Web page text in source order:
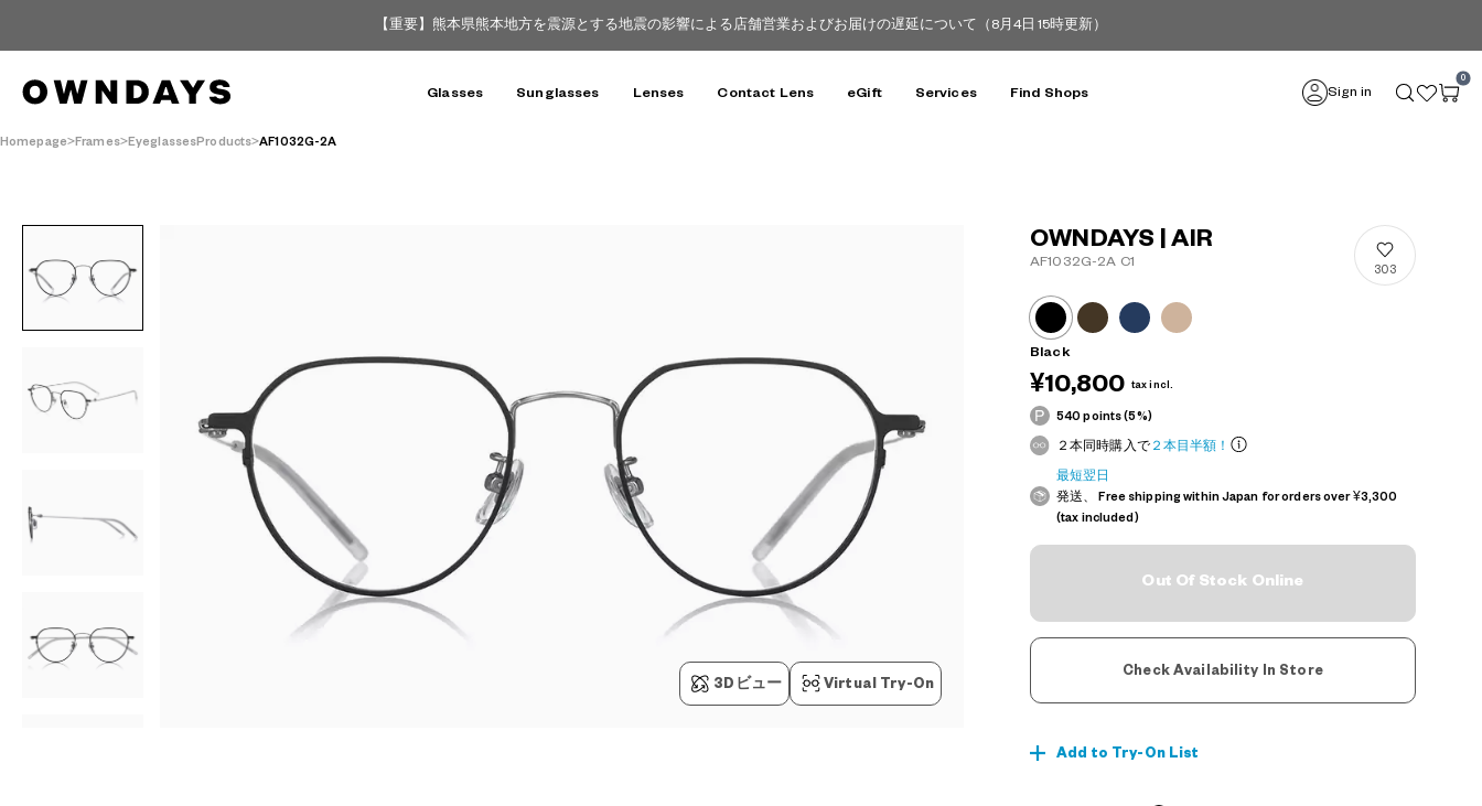
【重要】熊本県熊本地方を震源とする地震の影響による店舗営業およびお届けの遅延について（8月4日 15時更新）
Glasses Sunglasses Lenses Contact Lens eGift Services Find Shops Sign in
0
Homepage Frames EyeglassesProducts AF1032G-2A
3Dビュー Virtual Try-On
OWNDAYS | AIR
AF1032G-2A C1
303
Black
¥10,800 tax incl.
540 points (5%)
２本同時購入で２本目半額！
最短翌日
発送、 Free shipping within Japan for orders over ¥3,300
(tax included)
Out Of Stock Online
Check Availability In Store
Add to Try-On List